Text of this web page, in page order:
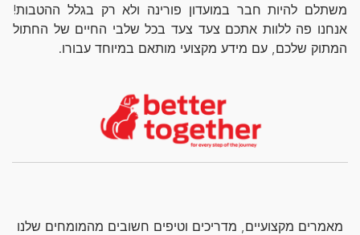
משתלם להיות חבר במועדון פורינה ולא רק בגלל ההטבות!
אנחנו פה ללוות אתכם צעד צעד בכל שלבי החיים של החתול
המתוק שלכם, עם מידע מקצועי מותאם במיוחד עבורו.
מאמרים מקצועיים, מדריכים וטיפים חשובים מהמומחים שלנו